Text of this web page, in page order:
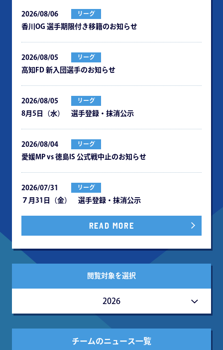
2026/08/06 リーグ
⾹川OG 選⼿期限付き移籍のお知らせ
2026/08/05 リーグ
⾼知FD 新⼊団選⼿のお知らせ
2026/08/05 リーグ
8月5日（水） 選手登録・抹消公示
2026/08/04 リーグ
愛媛MP vs 徳島IS 公式戦中⽌のお知らせ
2026/07/31 リーグ
７月31日（金） 選手登録・抹消公示
READ MORE
閲覧対象を選択
2026
チームのニュース一覧